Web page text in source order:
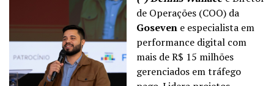
de Operações (COO) da
Goseven e especialista em
performance digital com
mais de R$ 15 milhões
gerenciados em tráfego